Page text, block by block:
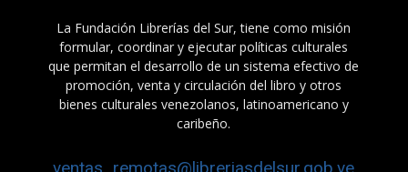
La Fundación Librerías del Sur, tiene como misión
formular, coordinar y ejecutar políticas culturales
que permitan el desarrollo de un sistema efectivo de
promoción, venta y circulación del libro y otros
bienes culturales venezolanos, latinoamericano y
caribeño.